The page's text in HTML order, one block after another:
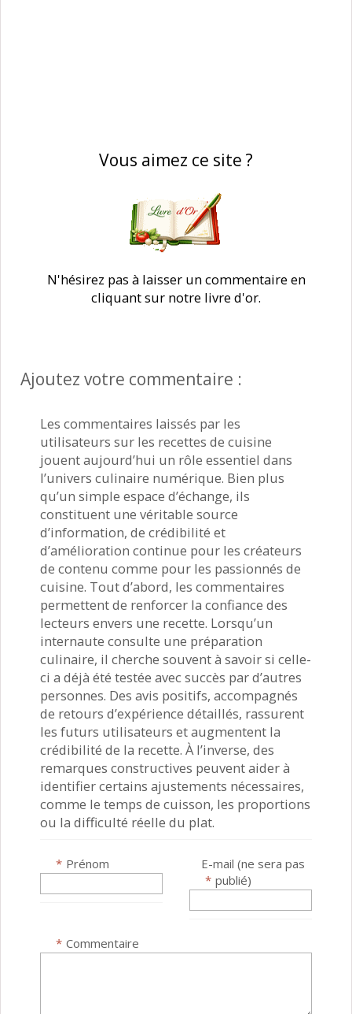
Vous aimez ce site ?
N'hésirez pas à laisser un commentaire en
cliquant sur notre livre d'or.
Ajoutez votre commentaire :
Les commentaires laissés par les
utilisateurs sur les recettes de cuisine
jouent aujourd’hui un rôle essentiel dans
l’univers culinaire numérique. Bien plus
qu’un simple espace d’échange, ils
constituent une véritable source
d’information, de crédibilité et
d’amélioration continue pour les créateurs
de contenu comme pour les passionnés de
cuisine. Tout d’abord, les commentaires
permettent de renforcer la confiance des
lecteurs envers une recette. Lorsqu’un
internaute consulte une préparation
culinaire, il cherche souvent à savoir si celle-
ci a déjà été testée avec succès par d’autres
personnes. Des avis positifs, accompagnés
de retours d’expérience détaillés, rassurent
les futurs utilisateurs et augmentent la
crédibilité de la recette. À l’inverse, des
remarques constructives peuvent aider à
identifier certains ajustements nécessaires,
comme le temps de cuisson, les proportions
ou la difficulté réelle du plat.
Commentaire
*
Prénom
*
E-mail (ne sera pas
publié)
*